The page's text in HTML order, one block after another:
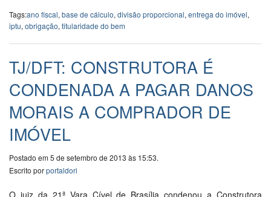
Tags:ano fiscal, base de cálculo, divisão proporcional, entrega do imóvel,
iptu, obrigação, titularidade do bem
TJ/DFT: CONSTRUTORA É
CONDENADA A PAGAR DANOS
MORAIS A COMPRADOR DE
IMÓVEL
Postado em 5 de setembro de 2013 às 15:53.
Escrito porportaldori